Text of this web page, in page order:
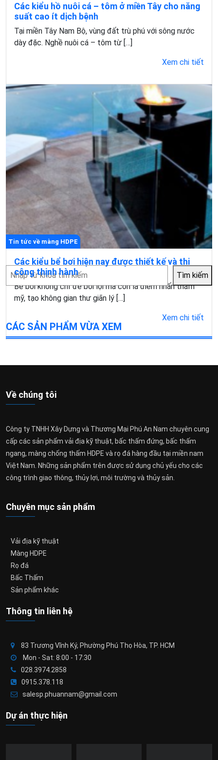
Các kiểu hồ nuôi cá – tôm ở miền Tây cho năng
suất cao ít dịch bệnh
Tại miền Tây Nam Bộ, vùng đất trù phú với sông nước
dày đặc. Nghề nuôi cá – tôm từ […]
Xem chi tiết
Tin tức về màng HDPE
Các kiểu bể bơi hiện nay được thiết kế và thi
công thịnh hành
Bể bơi không chỉ để bơi lội mà còn là điểm nhấn thẩm
mỹ, tạo không gian thư giãn lý […]
Xem chi tiết
Tìm
kiếm
Tìm kiếm
CÁC SẢN PHẨM VỪA XEM
Về chúng tôi
Công ty TNHH Xây Dựng và Thương Mại Phú An Nam chuyên cung
cấp các sản phẩm vải địa kỹ thuật, bấc thấm đứng, bấc thấm
ngang, màng chống thấm HDPE và rọ đá hàng đầu tại miền nam
Việt Nam. Những sản phẩm trên được sử dụng chủ yếu cho các
công trình giao thông, thủy lợi, môi trường và thủy sản.
Chuyên mục sản phẩm
Vải địa kỹ thuật
Màng HDPE
Rọ đá
Bấc Thấm
Sản phẩm khác
Thông tin liên hệ
83 Trương Vĩnh Ký, Phường Phú Thọ Hòa, TP. HCM
Mon - Sat: 8:00 - 17:30
028.3974.2858
0915.378.118
salesp.phuannam@gmail.com
Dự án thực hiện